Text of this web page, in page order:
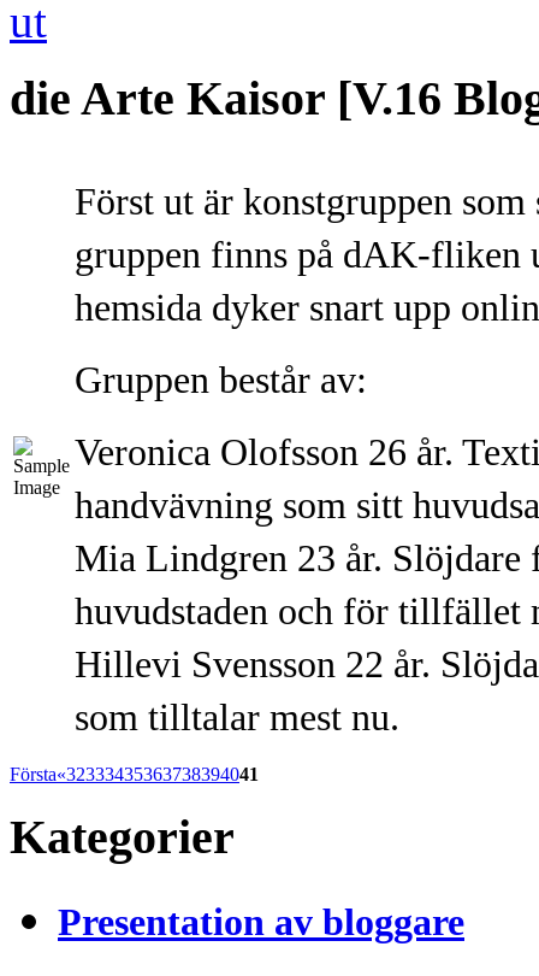
die Arte Kaisor [V.16
Först ut är konstgruppen
gruppen finns på dAK-fliken
hemsida dyker snart upp
Gruppen består av:
Veronica Olofsson 26 år.
handvävning som sitt
Mia Lindgren 23 år. Slöjdare
huvudstaden och för tillfället
Hillevi Svensson 22 år.
som tilltalar mest nu.
Första«32333435363738394041
Kategorier
Presentation av bloggare